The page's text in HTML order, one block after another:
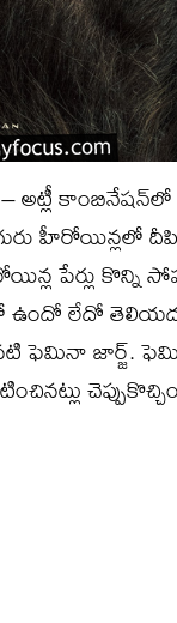
– అట్లీ
హీరోయిన్లలో
పేర్లు
లేదో
జార్జ్‌.